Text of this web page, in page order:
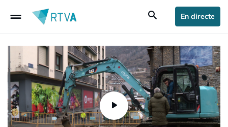
drag_handle search En directe